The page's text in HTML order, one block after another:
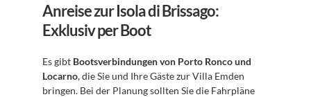
Anreise zur Isola di Brissago:
Exklusiv per Boot
Es gibt Bootsverbindungen von Porto Ronco und
Locarno, die Sie und Ihre Gäste zur Villa Emden
bringen. Bei der Planung sollten Sie die Fahrpläne